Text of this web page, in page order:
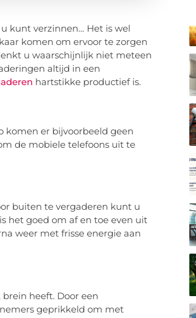
kunt verzinnen… Het is wel
komen om ervoor te zorgen
u waarschijnlijk niet meteen
altijd in een
hartstikke productief is.
komen er bijvoorbeeld geen
de mobiele telefoons uit te
buiten te vergaderen kunt u
het goed om af en toe even uit
weer met frisse energie aan
heeft. Door een
geprikkeld om met